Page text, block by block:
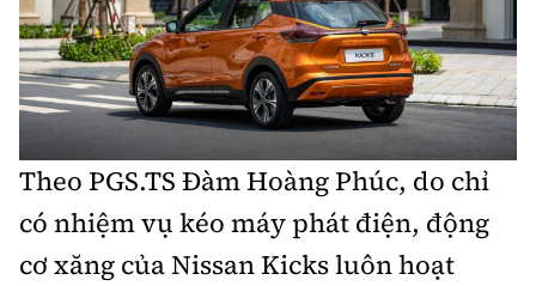
Theo PGS.TS Đàm Hoàng Phúc, do chỉ
có nhiệm vụ kéo máy phát điện, động
cơ xăng của Nissan Kicks luôn hoạt